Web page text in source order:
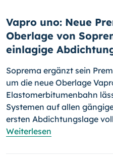
Vapro uno: Neue
Oberlage von
einlagige
Soprema ergänzt sein
um die neue Ober­lage
Elastomerbitumenbahn
Systemen auf allen
ersten Abdichtungslage
Weiterlesen